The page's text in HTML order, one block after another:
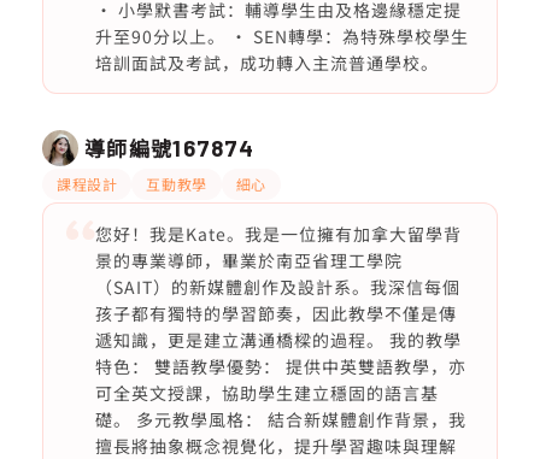
· 小學默書考試：輔導學生由及格邊緣穩定提
升至90分以上。 · SEN轉學：為特殊學校學生
培訓面試及考試，成功轉入主流普通學校。
導師編號167874
課程設計 互動教學 細心
您好！我是Kate。我是一位擁有加拿大留學背
景的專業導師，畢業於南亞省理工學院
（SAIT）的新媒體創作及設計系。我深信每個
孩子都有獨特的學習節奏，因此教學不僅是傳
遞知識，更是建立溝通橋樑的過程。 我的教學
特色： 雙語教學優勢： 提供中英雙語教學，亦
可全英文授課，協助學生建立穩固的語言基
礎。 多元教學風格： 結合新媒體創作背景，我
擅長將抽象概念視覺化，提升學習趣味與理解